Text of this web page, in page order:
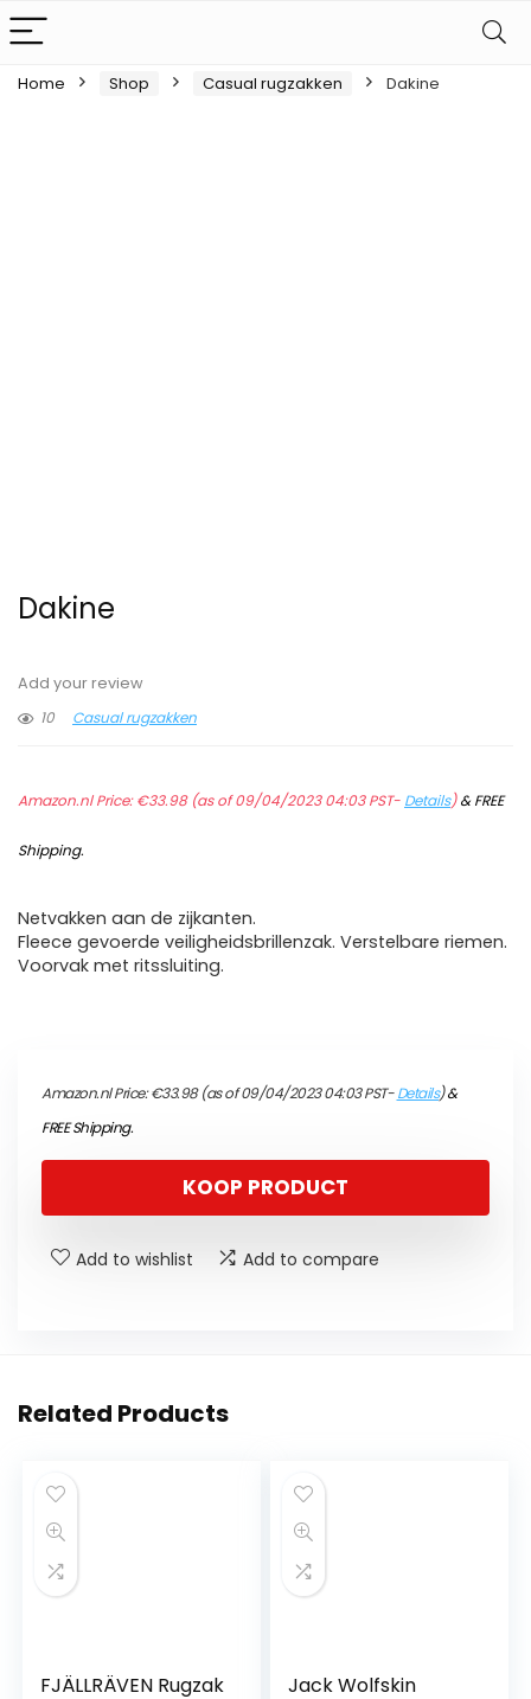
Home Shop Casual rugzakken Dakine
Dakine
Add your review
10
Casual rugzakken
Amazon.nl Price:€33.98(as of 09/04/2023 04:03 PST- Details)&FREE
Shipping.
Netvakken aan de zijkanten.
Fleece gevoerde veiligheidsbrillenzak. Verstelbare riemen.
Voorvak met ritssluiting.
Amazon.nl Price:€33.98(as of 09/04/2023 04:03 PST-Details)&
FREE Shipping.
KOOP PRODUCT
Add to wishlist Add to compare
Related Products
FJÄLLRÄVEN Rugzak
Jack Wolfskin